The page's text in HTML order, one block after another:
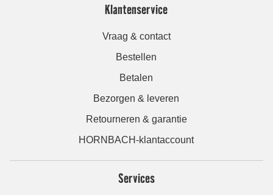
Klantenservice
Vraag & contact
Bestellen
Betalen
Bezorgen & leveren
Retourneren & garantie
HORNBACH-klantaccount
Services